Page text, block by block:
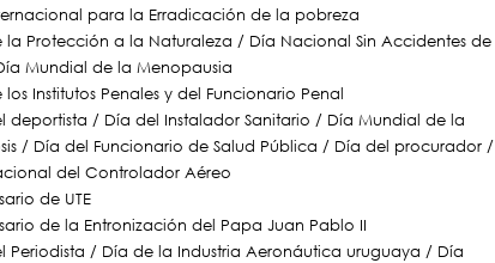
para la Erradicación de la pobreza
Protección a la Naturaleza / Día Nacional Sin Accidentes de
Mundial de la Menopausia
Institutos Penales y del Funcionario Penal
deportista / Día del Instalador Sanitario / Día Mundial de la
/ Día del Funcionario de Salud Pública / Día del procurador /
del Controlador Aéreo
de UTE
de la Entronización del Papa Juan Pablo II
Periodista / Día de la Industria Aeronáutica uruguaya / Día